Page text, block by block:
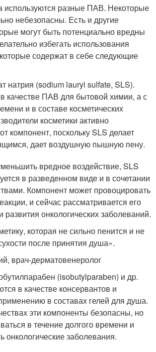
используются разные ПАВ. Некоторые
небезопасны. Есть и другие
могут быть потенциально вредны
избегать использования
содержат в себе следующие
натрия (sodium lauryl sulfate, SLS).
качестве ПАВ для бытовой химии, а с
и в составе косметических
косметики активно
компонент, поскольку SLS делает
дает воздушную пышную пену.
вредное воздействие, SLS
в разведенном виде и в сочетании
Компонент может провоцировать
и сейчас рассматривается его
развития онкологических заболеваний.
которая не сильно пенится и не
после принятия душа».
врач-дерматовенеролог
(isobutylparaben) и др.
в качестве консервантов и
в составах гелей для душа.
эти компоненты безопасны, но
в течение долгого времени и
онкологические заболевания.